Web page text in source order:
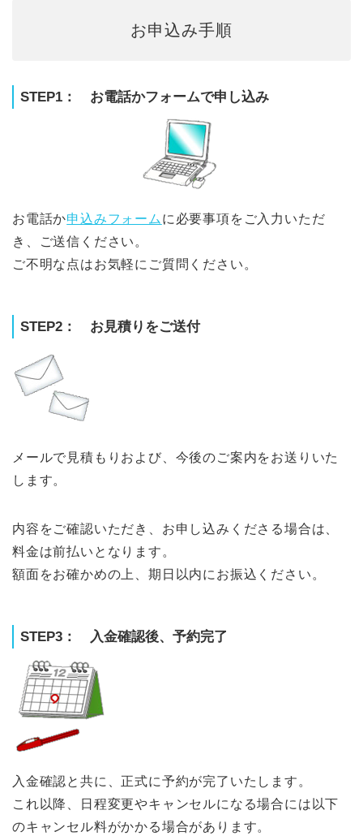
お申込み手順
STEP1： お電話かフォームで申し込み
お電話か申込みフォームに必要事項をご入力いただ
き、ご送信ください。
ご不明な点はお気軽にご質問ください。
STEP2： お見積りをご送付
メールで見積もりおよび、今後のご案内をお送りいた
します。
内容をご確認いただき、お申し込みくださる場合は、
料金は前払いとなります。
額面をお確かめの上、期日以内にお振込ください。
STEP3： 入金確認後、予約完了
入金確認と共に、正式に予約が完了いたします。
これ以降、日程変更やキャンセルになる場合には以下
のキャンセル料がかかる場合があります。